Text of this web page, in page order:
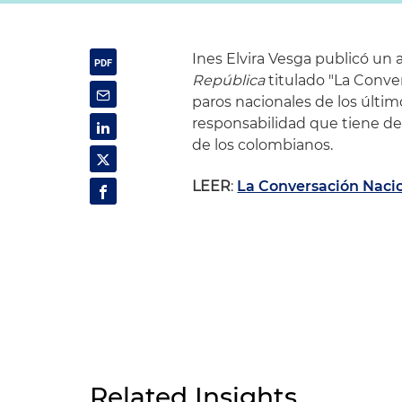
Ines Elvira Vesga publicó
Repúblicatitulado "La
paros nacionales de los
responsabilidad que tiene
de los colombianos.
LEER: La Conversación